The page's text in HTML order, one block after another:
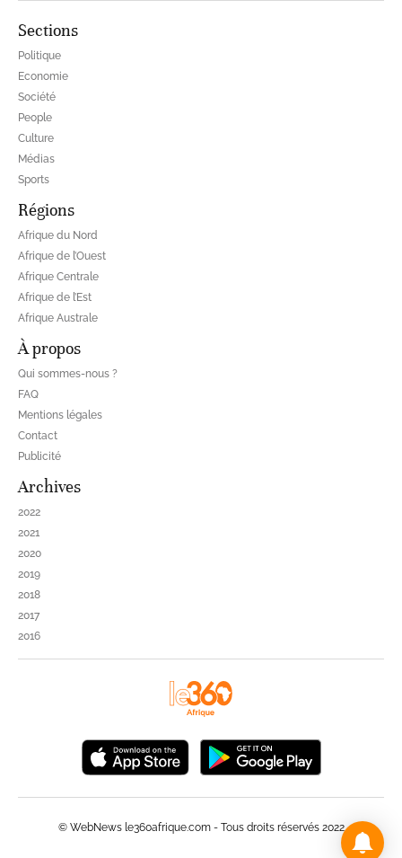
Sections
Politique
Economie
Société
People
Culture
Médias
Sports
Régions
Afrique du Nord
Afrique de l’Ouest
Afrique Centrale
Afrique de l’Est
Afrique Australe
À propos
Qui sommes-nous ?
FAQ
Mentions légales
Contact
Publicité
Archives
2022
2021
2020
2019
2018
2017
2016
© WebNews le360afrique.com - Tous droits réservés 2022